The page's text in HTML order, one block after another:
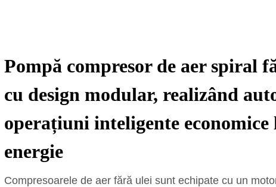
Pompă compresor de aer spiral
cu design modular, realizând
operațiuni inteligente economice
energie
Compresoarele de aer fără ulei sunt echipate cu un